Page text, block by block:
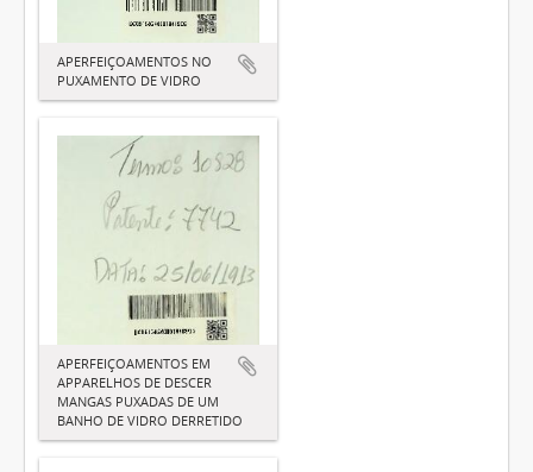
APERFEIÇOAMENTOS NO
PUXAMENTO DE VIDRO
APERFEIÇOAMENTOS EM
APPARELHOS DE DESCER
MANGAS PUXADAS DE UM
BANHO DE VIDRO DERRETIDO